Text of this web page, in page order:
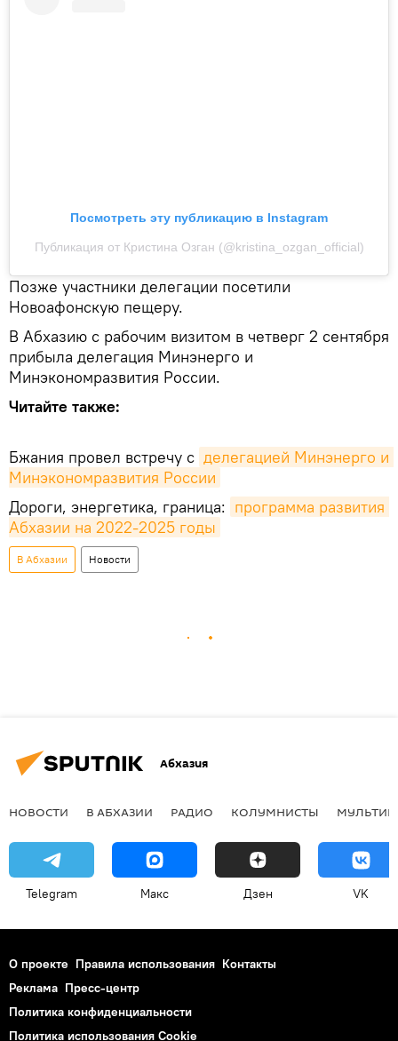
Посмотреть эту публикацию в Instagram
Публикация от Кристина Озган (@kristina_ozgan_official)
Позже участники делегации посетили
Новоафонскую пещеру.
В Абхазию с рабочим визитом в четверг 2 сентября
прибыла делегация Минэнерго и
Минэкономразвития России.
Читайте также:
Бжания провел встречу с делегацией Минэнерго и
Минэкономразвития России
Дороги, энергетика, граница: программа развития
Абхазии на 2022-2025 годы
В Абхазии Новости
Абхазия
НОВОСТИ В АБХАЗИИ РАДИО КОЛУМНИСТЫ
Telegram Макс Дзен VK
О проекте Правила использования Контакты
Реклама Пресс-центр
Политика конфиденциальности
Политика использования Cookie